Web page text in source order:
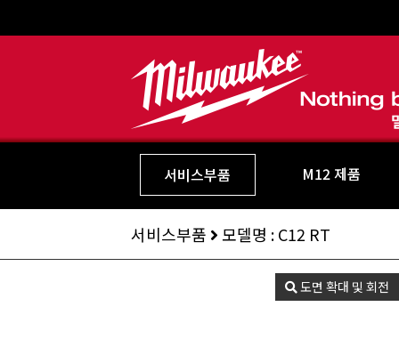
서비스부품 M12 제품
서비스부품 모델명 : C12 RT
도면 확대 및 회전